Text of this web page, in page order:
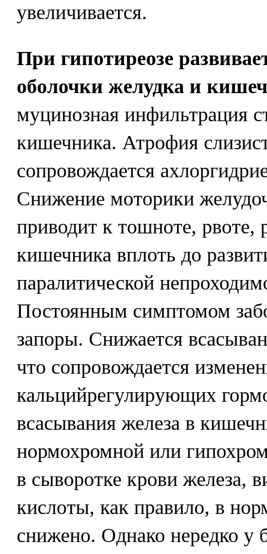
увеличивается.
При гипотиреозе
оболочки желудка и
муцинозная инфильтрация
кишечника. Атрофия
сопровождается
Снижение моторики
приводит к тошноте, рвоте,
кишечника вплоть до
паралитической
Постоянным симптомом
запоры. Снижается
что сопровождается
кальцийрегулирующих
всасывания железа в
нормохромной или
в сыворотке крови железа,
кислоты, как правило, в
снижено. Однако нередко у